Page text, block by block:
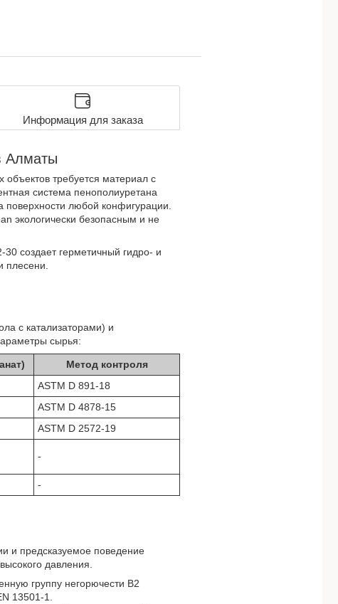
Информация для заказа
Алматы
требуется материал с
система пенополиуретана
любой конфигурации.
экологически безопасным и не
создает герметичный гидро- и
плесени.
с катализаторами) и
сырья:
Метод контроля
ASTM D 891-18
ASTM D 4878-15
ASTM D 2572-19
-
-
и предсказуемое поведение
давления.
группу негорючести B2
13501-1.